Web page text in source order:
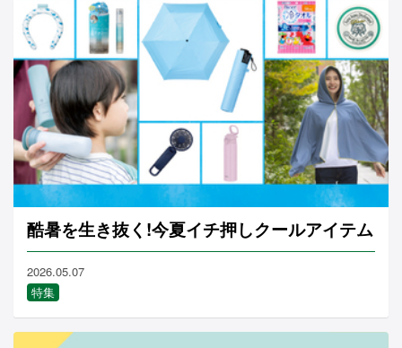
酷暑を生き抜く!今夏イチ押しクールアイテム
2026.05.07
特集